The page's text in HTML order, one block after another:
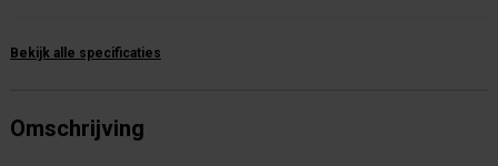
Bekijk alle specificaties
Omschrijving